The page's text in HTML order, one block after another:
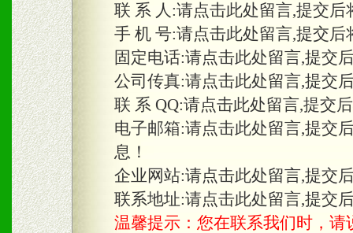
三、物料及媒体
1、免费提供体验及宣传彩
2、不定期在各大知名网站
知名度和影响力。
3、根据地方实际情况提供
具。
联 系 人:请点击此处留言,提交
手 机 号:请点击此处留言,提交
固定电话:请点击此处留言,提交
公司传真:请点击此处留言,提交
联 系 QQ:请点击此处留言,提交
电子邮箱:请点击此处留言,提交
息！
企业网站:请点击此处留言,提交
联系地址:请点击此处留言,提交
温馨提示：您在联系我们时，请